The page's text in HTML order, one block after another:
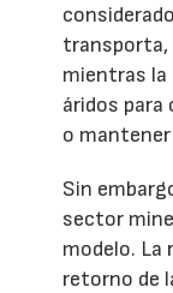
transporta,
mientras la
áridos
o
Sin
sector
modelo. La
retorno de